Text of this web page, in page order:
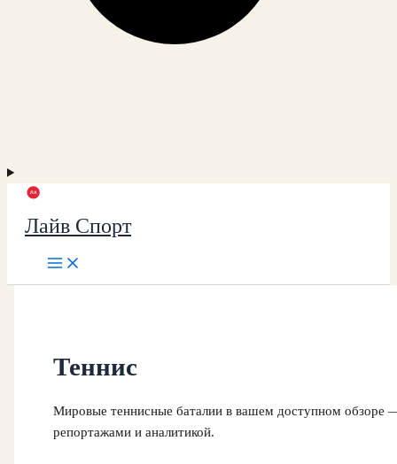
Лайв Спорт
Теннис
Мировые теннисные баталии в вашем доступном обзоре
репортажами и аналитикой.